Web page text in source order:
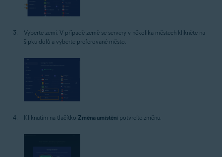
Vyberte zemi. V případě země se servery v několika městech klikněte na
šipku dolů a vyberte preferované město.
Kliknutím na tlačítko Změna umístění potvrďte změnu.